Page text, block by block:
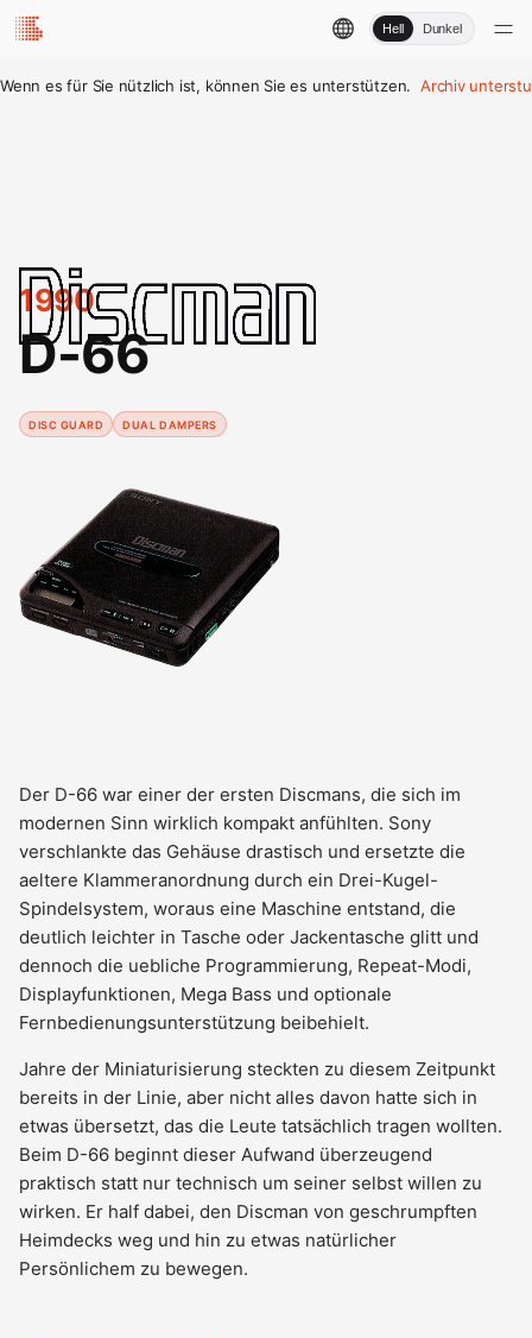
Hell Dunkel
Wenn es für Sie nützlich ist, können Sie es unterstützen. Archiv
1990
D-66
DISC GUARD DUAL DAMPERS
Der D-66 war einer der ersten Discmans, die sich im
modernen Sinn wirklich kompakt anfühlten. Sony
verschlankte das Gehäuse drastisch und ersetzte die
aeltere Klammeranordnung durch ein Drei-Kugel-
Spindelsystem, woraus eine Maschine entstand, die
deutlich leichter in Tasche oder Jackentasche glitt und
dennoch die uebliche Programmierung, Repeat-Modi,
Displayfunktionen, Mega Bass und optionale
Fernbedienungsunterstützung beibehielt.
Jahre der Miniaturisierung steckten zu diesem Zeitpunkt
bereits in der Linie, aber nicht alles davon hatte sich in
etwas übersetzt, das die Leute tatsächlich tragen wollten.
Beim D-66 beginnt dieser Aufwand überzeugend
praktisch statt nur technisch um seiner selbst willen zu
wirken. Er half dabei, den Discman von geschrumpften
Heimdecks weg und hin zu etwas natürlicher
Persönlichem zu bewegen.